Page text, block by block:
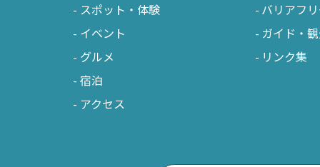
スポット・体験
イベント
グルメ
宿泊
アクセス
バリアフ
ガイド・
リンク集